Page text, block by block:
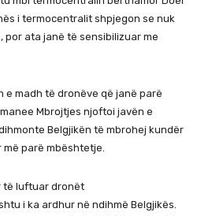
i termocentralit shpjegon se nuk
por ata janë të sensibilizuar me
e madh të dronëve që janë parë
Mbrojtjes njoftoi javën e
Belgjikën të mbrohej kundër
më parë mbështetje.
të luftuar dronët
i ka ardhur në ndihmë Belgjikës.